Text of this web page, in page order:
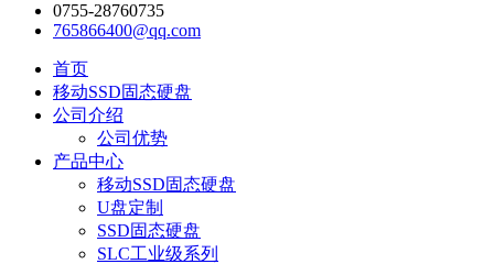
0755-28760735
765866400@qq.com
首页
移动SSD固态硬盘
公司介绍
公司优势
产品中心
移动SSD固态硬盘
U盘定制
SSD固态硬盘
SLC工业级系列